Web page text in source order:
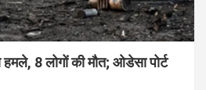
8 लोगों की मौत; ओडेसा पोर्ट